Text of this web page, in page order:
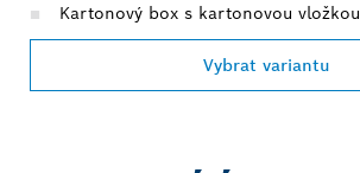
Kartonový box s kartonovou vložkou
Vybrat variantu